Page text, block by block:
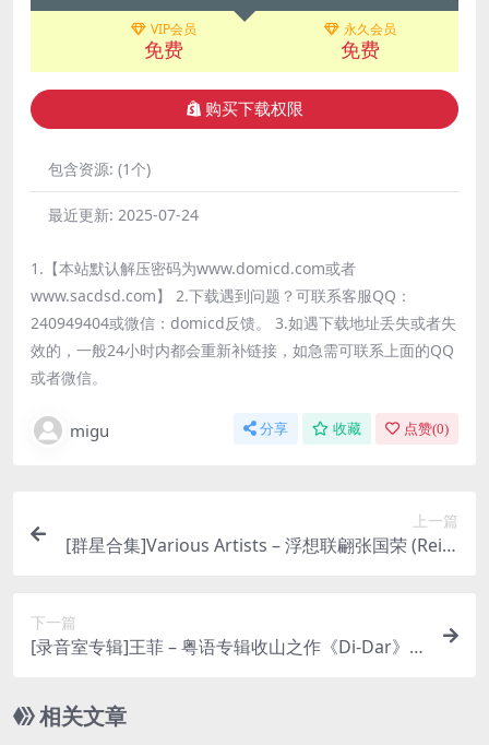
VIP会员
免费
永久会员
免费
购买下载权限
包含资源: (1个)
最近更新: 2025-07-24
1.【本站默认解压密码为www.domicd.com或者
www.sacdsd.com】 2.下载遇到问题？可联系客服QQ：
240949404或微信：domicd反馈。 3.如遇下载地址丢失或者失
效的，一般24小时内都会重新补链接，如急需可联系上面的QQ
或者微信。
migu 分享 收藏 点赞(0)
上一篇
[群星合集]Various Artists – 浮想联翩张国荣 (Reim
下一篇
[录音室专辑]王菲 – 粤语专辑收山之作《Di-Dar》
相关文章